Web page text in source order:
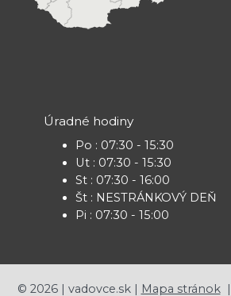
Úradné hodiny
Po : 07:30 - 15:30
Ut : 07:30 - 15:30
St : 07:30 - 16:00
Št : NESTRÁNKOVÝ DEŇ
Pi : 07:30 - 15:00
© 2026| vadovce.sk | Mapa stránok|